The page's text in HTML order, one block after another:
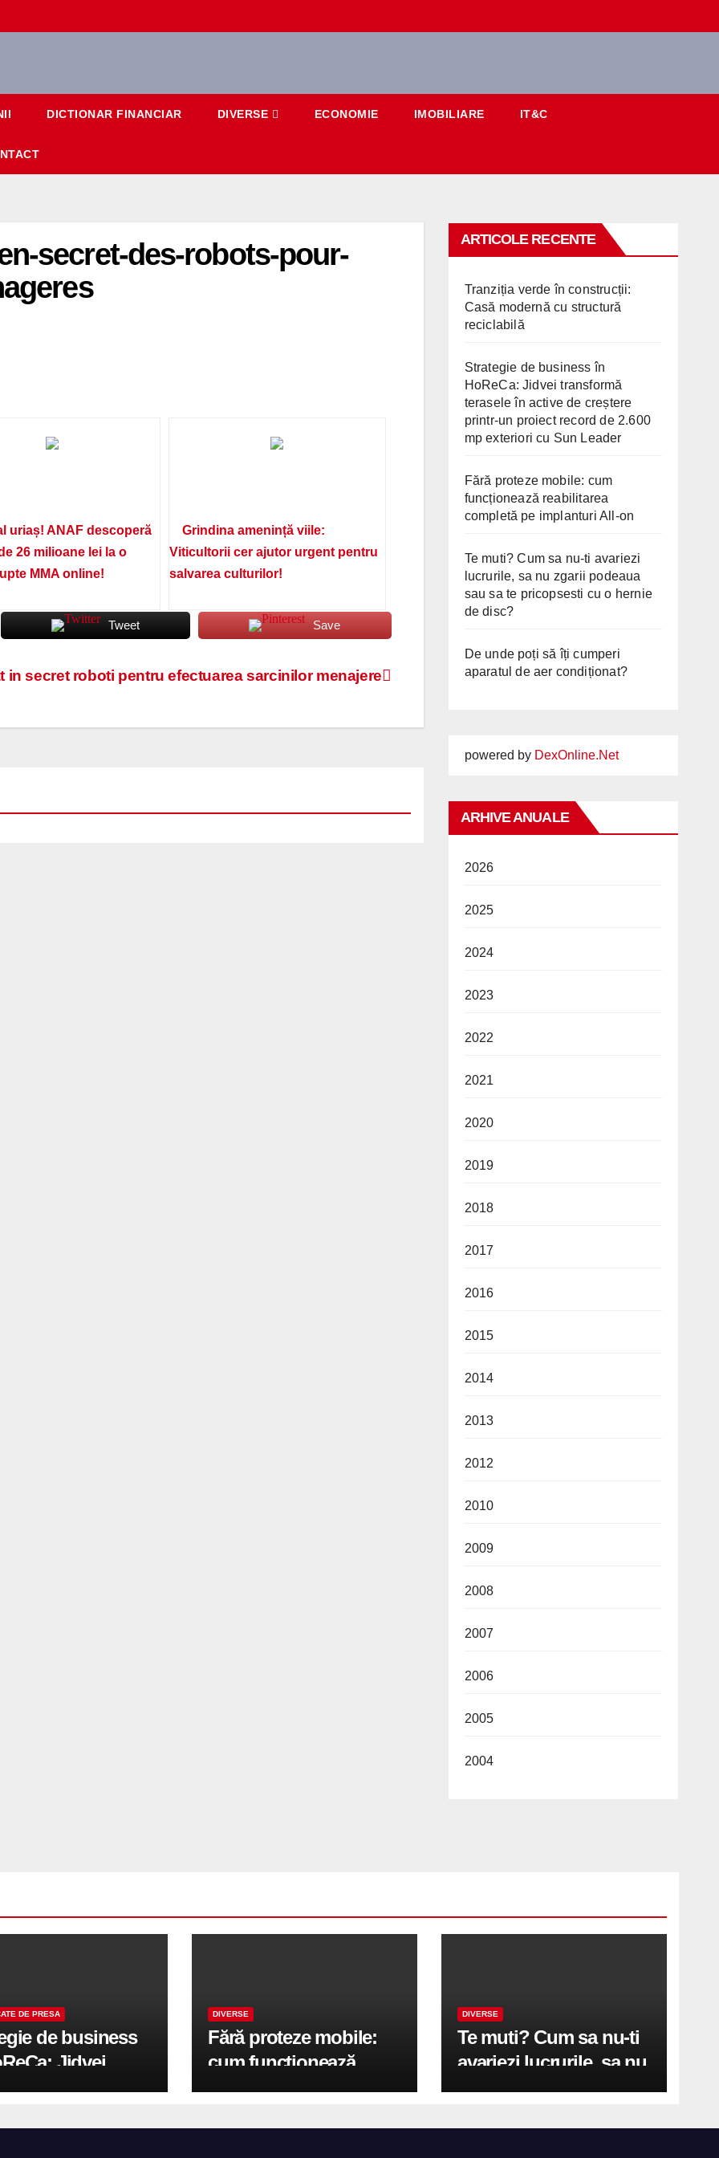
DICTIONAR FINANCIAR DIVERSE ECONOMIE IMOBILIARE IT&C
secret-des-robots-pour-
uriaș! ANAF descoperă
26 milioane lei la o
MMA online!
Grindina amenință viile:
Viticultorii cer ajutor urgent pentru
salvarea culturilor!
Tweet Save
in secret roboti pentru efectuarea sarcinilor menajere
ARTICOLE RECENTE
Tranziția verde în construcții:
Casă modernă cu structură
reciclabilă
Strategie de business în
HoReCa: Jidvei transformă
terasele în active de creștere
printr-un proiect record de 2.600
mp exteriori cu Sun Leader
Fără proteze mobile: cum
funcționează reabilitarea
completă pe implanturi All-on
Te muti? Cum sa nu-ti avariezi
lucrurile, sa nu zgarii podeaua
sau sa te pricopsesti cu o hernie
de disc?
De unde poți să îți cumperi
aparatul de aer condiționat?
powered by DexOnline.Net
ARHIVE ANUALE
2026
2025
2024
2023
2022
2021
2020
2019
2018
2017
2016
2015
2014
2013
2012
2010
2009
2008
2007
2006
2005
2004
DE PRESA
de business
Jidvei
terasele în
DIVERSE
Fără proteze mobile:
cum funcționează
reabilitarea completă
DIVERSE
Te muti? Cum sa nu-ti
avariezi lucrurile, sa nu
zgarii podeaua sau sa